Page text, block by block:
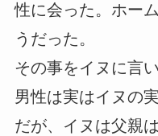
性に会った。ホー
うだった。
その事をイヌに言
男性は実はイヌの
だが、イヌは父親